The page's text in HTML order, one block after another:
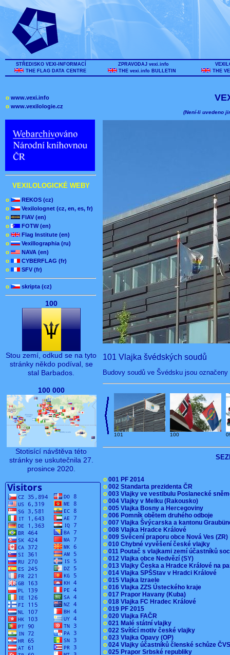
STŘEDISKO VEXI-INFORMACÍ
THE FLAG DATA CENTRE
ZPRAVODAJ vexi.info
THE vexi.info BULLETIN
THE
o www.vexi.info
o www.vexilologie.cz
VEXILOLOGICKÉ WEBY
o
REKOS (cz)
o
Vexilolognet (cz, en, es, fr)
o
FIAV (en)
o
FOTW (en)
o
Flag Institute (en)
o
Vexillographia (ru)
o
NAVA (en)
o
CYBERFLAG (fr)
o
SFV (fr)
o skripta (cz)
100
Stou zemí, odkud se na tyto
stránky někdo podíval, se
stal Barbados.
100 000
Stotisící návštěva této
stránky se uskutečnila 27.
prosince 2020.
(Není-li uvedeno
101 Vlajka švédských soudů
Budovy soudů ve Švédsku jsou
101 100
o 001 PF 2014
o 002 Standarta prezidenta ČR
o 003 Vlajky ve vestibulu Poslanecké
o 004 Vlajky v Melku (Rakousko)
o 005 Vlajka Bosny a Hercegoviny
o 006 Pomník obětem druhého odboje
o 007 Vlajka Švýcarska a kantonu
o 008 Vlajka Hradce Králové
o 009 Svěcení praporu obce Nová Ves
o 010 Chybné vyvěšení české vlajky
o 011 Poutač s vlajkami zemí účastníků
o 012 Vlajka obce Nedvězí (SY)
o 013 Vlajky Česka a Hradce Králové na
o 014 Vlajka SPŠStav v Hradci Králové
o 015 Vlajka Izraele
o 016 Vlajka ZZS Ústeckého kraje
o 017 Prapor Havany (Kuba)
o 018 Vlajka FC Hradec Králové
o 019 PF 2015
o 020 Vlajka FAČR
o 021 Malé státní vlajky
o 022 Svítící motiv české vlajky
o 023 Vlajka Opavy (OP)
o 024 Vlajky účastníků členské schůze
o 025 Prapor Srbské republiky